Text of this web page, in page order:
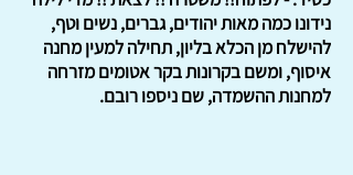
נידונו כמה מאות יהודים, גברים, נשים וטף,
להישלח מן הכלא בליון, תחילה למעין מחנה
איסוף, ומשם בקרונות בקר אטומים מזרחה
למחנות ההשמדה, שם ניספו רובם.